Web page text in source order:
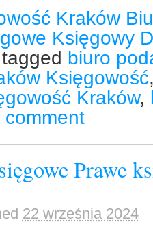
Kraków
Księgowy
biuro
Księgowość
Kraków,
comment
Prawe
22 września 2024